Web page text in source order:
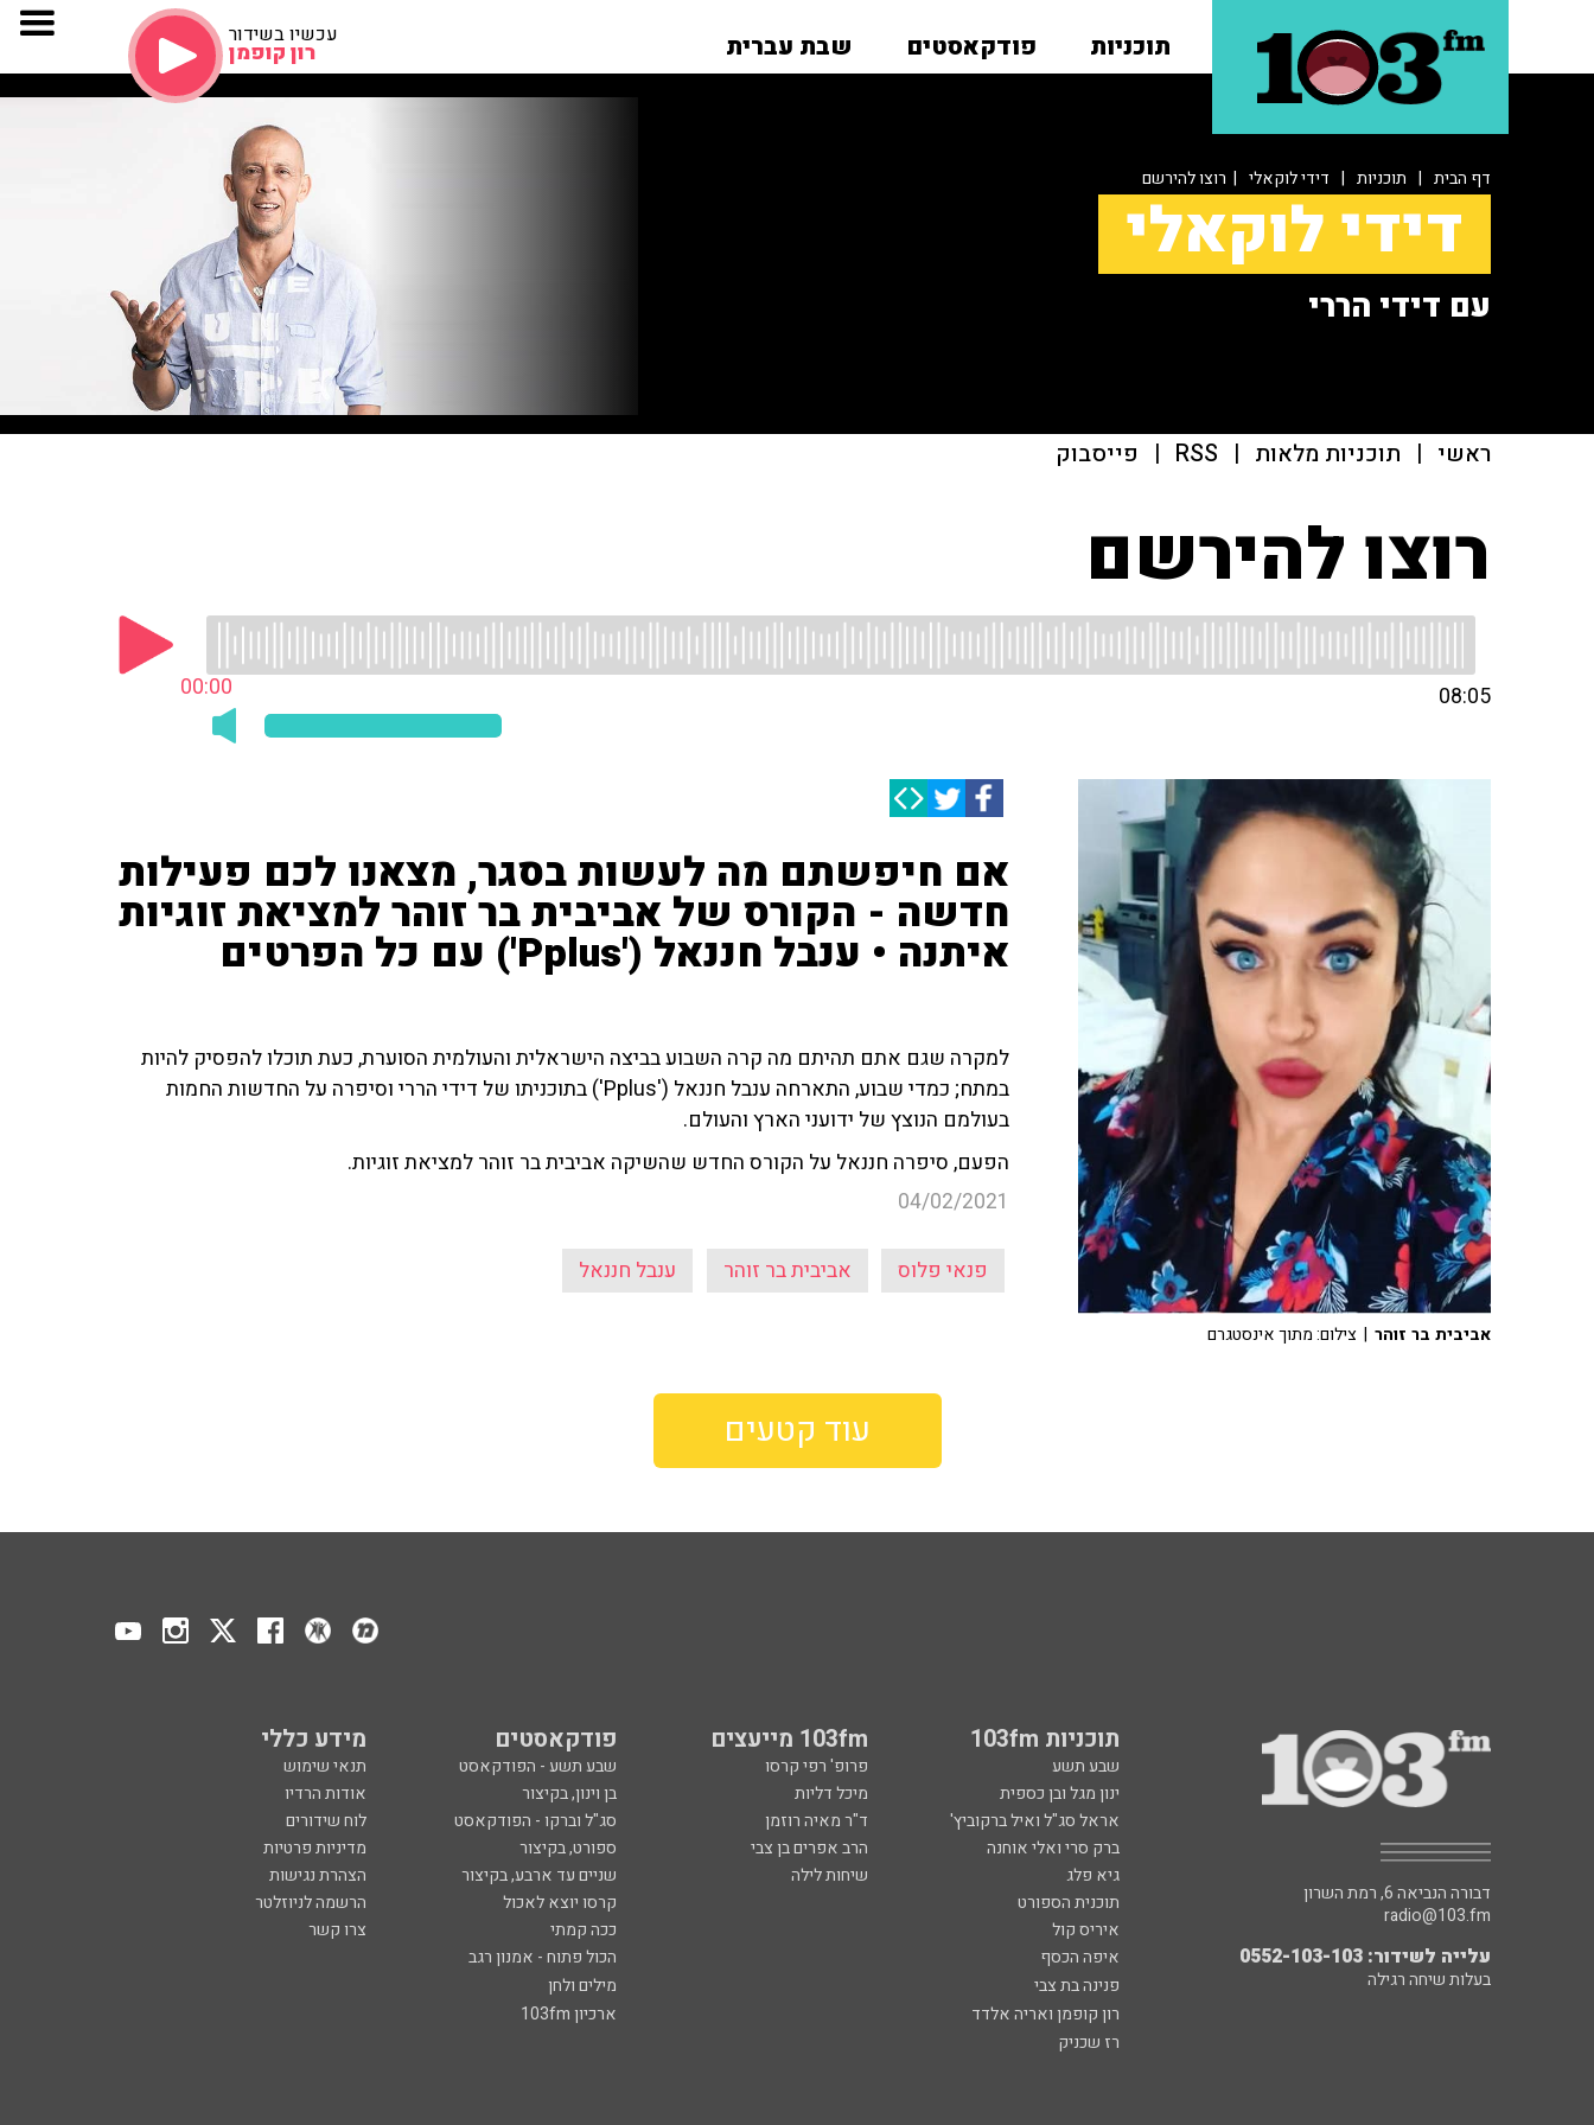
תוכניות פודקאסטים שבת עברית עכשיו בשידור
רון קופמן
דף הבית | תוכניות | דידי לוקאלי | רוצו להירשם
דידי לוקאלי
עם דידי הררי
ראשי | תוכניות מלאות |
RSS
| פייסבוק
רוצו להירשם
00:00 08:05
אם חיפשתם מה לעשות בסגר, מצאנו לכם פעילות
חדשה - הקורס של אביבית בר זוהר למציאת זוגיות
איתנה • ענבל חננאל ('Pplus') עם כל הפרטים
למקרה שגם אתם תהיתם מה קרה השבוע בביצה הישראלית והעולמית הסוערת, כעת תוכלו להפסיק להיות
במתח; כמדי שבוע, התארחה ענבל חננאל ('Pplus') בתוכניתו של דידי הררי וסיפרה על החדשות החמות
בעולמם הנוצץ של ידועני הארץ והעולם.
הפעם, סיפרה חננאל על הקורס החדש שהשיקה אביבית בר זוהר למציאת זוגיות.
04/02/2021
פנאי פלוס אביבית בר זוהר ענבל חננאל
אביבית בר זוהר | צילום: מתוך אינסטגרם
עוד קטעים
תוכניות 103fm 103fm מייעצים פודקאסטים מידע כללי
שבע תשע פרופ' רפי קרסו שבע תשע - הפודקאסט
תנאי שימוש
ינון מגל ובן כספית
מיכל דליות בן וינון, בקיצור
אודות הרדיו
אראל סג"ל ואיל ברקוביץ'
ד"ר מאיה רוזמן סג"ל וברקו - הפודקאסט
לוח שידורים
ברק סרי ואלי אוחנה
הרב אפרים בן צבי ספורט, בקיצור
מדיניות פרטיות
גיא פלג
שיחות לילה שניים עד ארבע, בקיצור
הצהרת נגישות
תוכנית הספורט
קרסו יוצא לאכול
הרשמה לניוזלטר
איריס קול
ככה קמתי
צרו קשר
איפה הכסף
הכול פתוח - אמנון רגב
פנינה בת צבי
מילים ולחן
רון קופמן ואריה אלדד
ארכיון 103fm
רז שכניק
דבורה הנביאה 6, רמת השרון
radio@103.fm
עלייה לשידור: 0552-103-103
בעלות שיחה רגילה